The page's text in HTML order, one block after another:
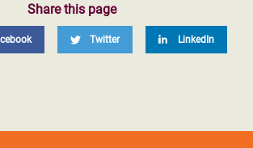
Share this page
Twitter LinkedIn